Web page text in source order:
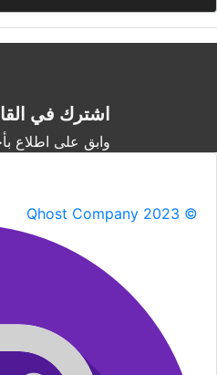
اشترك في
وابق على اطلاع
Qhost Company 2023 ©